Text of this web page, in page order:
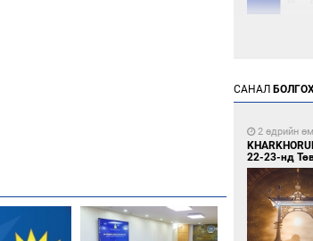
тэнгэрийг
2 цагийн
САНАЛ
2 өдрийн
22-23-нд